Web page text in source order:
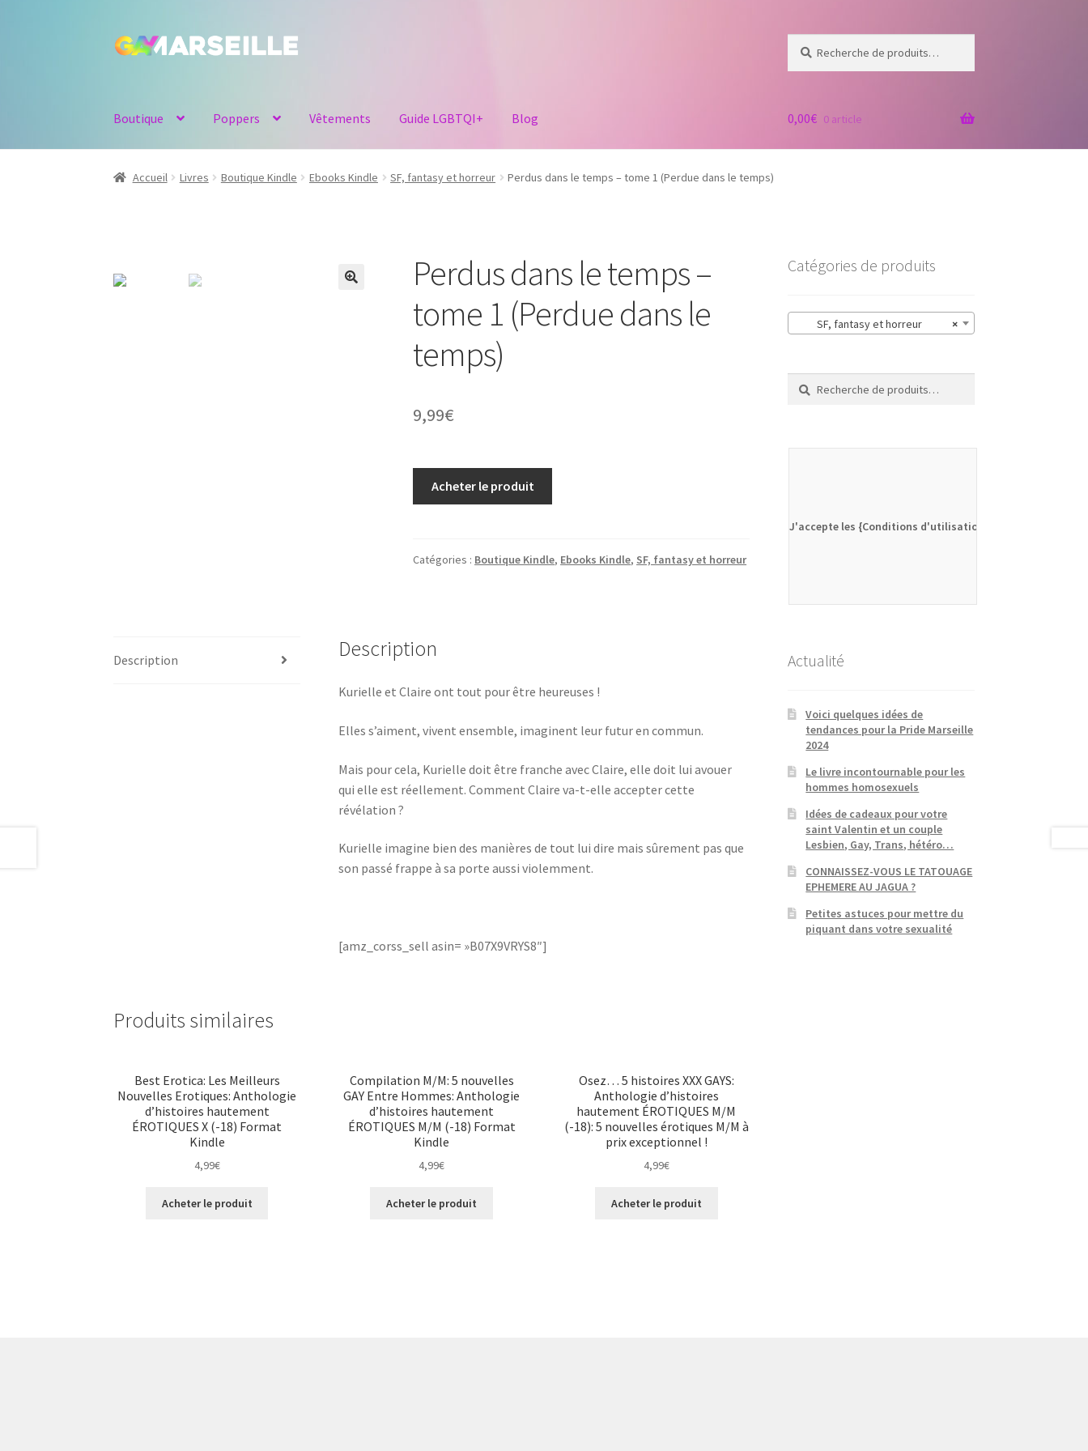
Aller
Aller
pour :
Boutique Poppers Vêtements Guide LGBTQI+ Blog 0,00€ 0 article
Accueil Livres Boutique Kindle Ebooks Kindle SF, fantasy et horreur Perdus dans le temps – tome 1 (Perdue dans le temps)
Perdus dans le temps –
tome 1 (Perdue dans le
temps)
9,99€
Acheter le produit
Catégories : Boutique Kindle, Ebooks Kindle, SF, fantasy et horreur
Description Description
Kurielle et Claire ont tout pour être heureuses !
Elles s’aiment, vivent ensemble, imaginent leur futur en commun.
Mais pour cela, Kurielle doit être franche avec Claire, elle doit lui avouer
qui elle est réellement. Comment Claire va-t-elle accepter cette
révélation ?
Kurielle imagine bien des manières de tout lui dire mais sûrement pas que
son passé frappe à sa porte aussi violemment.
[amz_corss_sell asin= »B07X9VRYS8″]
Produits similaires
Best Erotica: Les Meilleurs
Nouvelles Erotiques: Anthologie
d’histoires hautement
ÉROTIQUES X (-18) Format
Kindle
4,99€
Acheter le produit
Compilation M/M: 5 nouvelles
GAY Entre Hommes: Anthologie
d’histoires hautement
ÉROTIQUES M/M (-18) Format
Kindle
4,99€
Acheter le produit
Osez… 5 histoires XXX GAYS:
Anthologie d’histoires
hautement ÉROTIQUES M/M
(-18): 5 nouvelles érotiques M/M à
prix exceptionnel !
4,99€
Acheter le produit
Catégories de produits
×
SF, fantasy et horreur
Recherche
pour :
Recherche
J'accepte les {Conditions d'utilisation}
Actualité
Voici quelques idées de
tendances pour la Pride Marseille
2024
Le livre incontournable pour les
hommes homosexuels
Idées de cadeaux pour votre
saint Valentin et un couple
Lesbien, Gay, Trans, hétéro…
CONNAISSEZ-VOUS LE TATOUAGE
EPHEMERE AU JAGUA ?
Petites astuces pour mettre du
piquant dans votre sexualité